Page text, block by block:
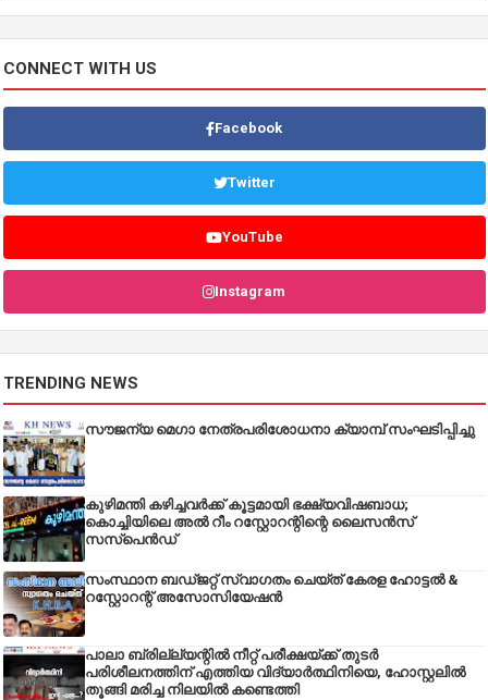
CONNECT WITH US
Facebook
Twitter
YouTube
Instagram
TRENDING NEWS
സൗജന്യ മെഗാ നേത്രപരിശോധനാ ക്യാമ്പ് സംഘടിപ്പിച്ചു
കുഴിമന്തി കഴിച്ചവർക്ക് കൂട്ടമായി ഭക്ഷ്യവിഷബാധ;
കൊച്ചിയിലെ അൽ റീം റസ്റ്റോറന്റിന്റെ ലൈസൻസ്
സസ്പെൻഡ്
സംസ്ഥാന ബഡ്‌ജറ്റ് സ്വാഗതം ചെയ്ത് കേരള ഹോട്ടൽ &
റസ്റ്റോറന്റ് അസോസിയേഷൻ
പാലാ ബ്രില്ല്യന്റിൽ നീറ്റ് പരീക്ഷയ്ക്ക് തുടർ
പരിശീലനത്തിന് എത്തിയ വിദ്യാർത്ഥിനിയെ, ഹോസ്റ്റലിൽ
തൂങ്ങി മരിച്ച നിലയിൽ കണ്ടെത്തി